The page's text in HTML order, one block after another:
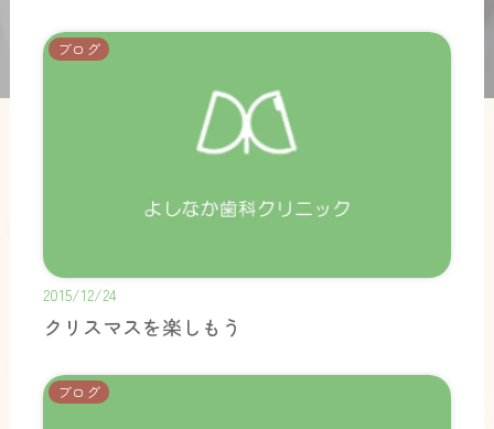
ブログ
2015/12/24
クリスマスを楽しもう
ブログ